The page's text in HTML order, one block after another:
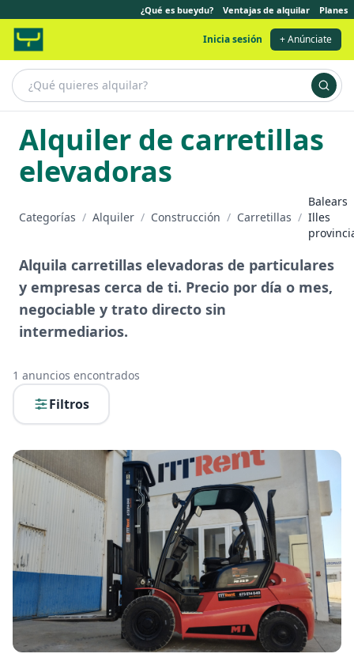
¿Qué es bueydu? Ventajas de alquilar Planes
Inicia sesión + Anúnciate
Alquiler de carretillas
elevadoras
Categorías / Alquiler / Construcción / Carretillas /
Balears
Illes
Alquila carretillas elevadoras de particulares
y empresas cerca de ti. Precio por día o mes,
negociable y trato directo sin
intermediarios.
1 anuncios encontrados
Filtros